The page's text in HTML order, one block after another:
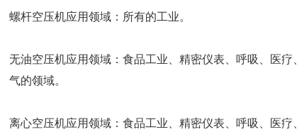
螺杆空压机应用领域：所有的工业。
无油空压机应用领域：食品工业、精密仪表、呼吸、医
气的领域。
离心空压机应用领域：食品工业、精密仪表、呼吸、医